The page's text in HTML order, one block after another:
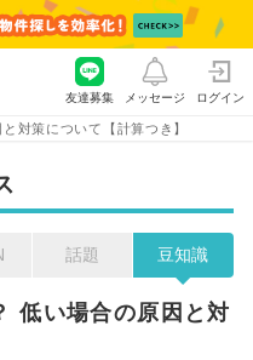
対策について【計算つき】
友達募集 メッセージ ログイン
話題 豆知識
低い場合の原因と対